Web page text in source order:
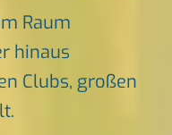
Raum
hinaus
Clubs, großen